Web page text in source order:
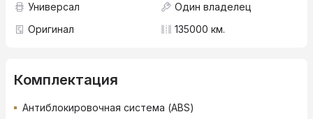
Универсал
Один владелец
Оригинал
135000 км.
Комплектация
Антиблокировочная система (ABS)